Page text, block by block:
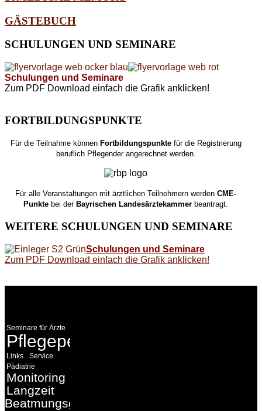
GÄSTEBUCH
SCHULUNGEN UND SEMINARE
Schulungen und Seminare
Zum PDF Download einfach die Grafik anklicken!
FORTBILDUNGSPUNKTE
Für die Teilnahme könnenFortbildungspunktefür die Registrierung
beruflich Pflegender angerechnet werden.
Für alle Veranstaltungen mit ärztlichen Teilnehmern werdenCME-
Punkte bei derBayrischen Landesärztekammer beantragt.
WEITERE SCHULUNGEN UND SEMINARE
Schulungen und Seminare
Zum PDF Download einfach die Grafik anklicken!
Seminare für Ärzte
Pflegepersonal
Links
Service
Pädiatrie
Monitoring
Langzeit
Beatmungsgeräte